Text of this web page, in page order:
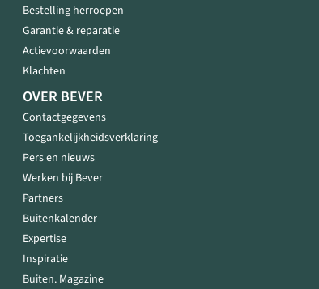
Bestelling herroepen
Garantie & reparatie
Actievoorwaarden
Klachten
OVER BEVER
Contactgegevens
Toegankelijkheidsverklaring
Pers en nieuws
Werken bij Bever
Partners
Buitenkalender
Expertise
Inspiratie
Buiten. Magazine